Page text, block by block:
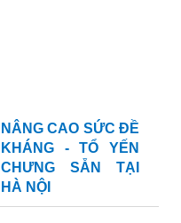
NÂNG CAO SỨC ĐỀ
KHÁNG - TỔ YẾN
CHƯNG SẴN TẠI
HÀ NỘI